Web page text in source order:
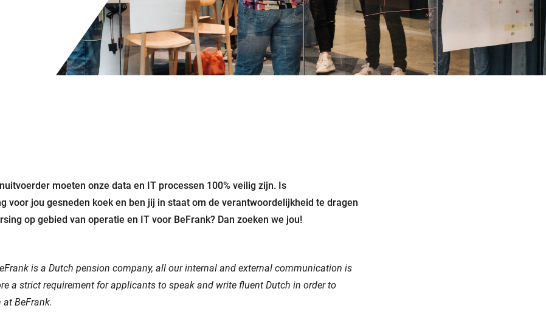
moeten onze data en IT processen 100% veilig zijn. Is
voor jou gesneden koek en ben jij in staat om de verantwoordelijkheid te dragen
op gebied van operatie en IT voor BeFrank? Dan zoeken we jou!
is a Dutch pension company, all our internal and external communication is
a strict requirement for applicants to speak and write fluent Dutch in order to
BeFrank.